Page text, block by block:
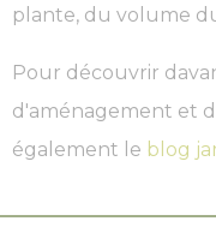
plante, du volume
Pour découvrir
d'aménagement et
également le blog